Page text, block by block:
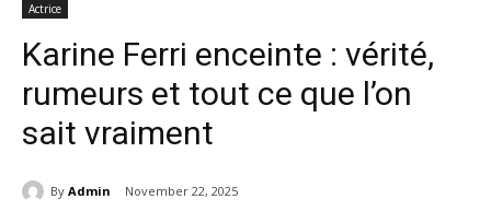
Actrice
Karine Ferri enceinte : vérité,
rumeurs et tout ce que l’on
sait vraiment
By Admin November 22, 2025